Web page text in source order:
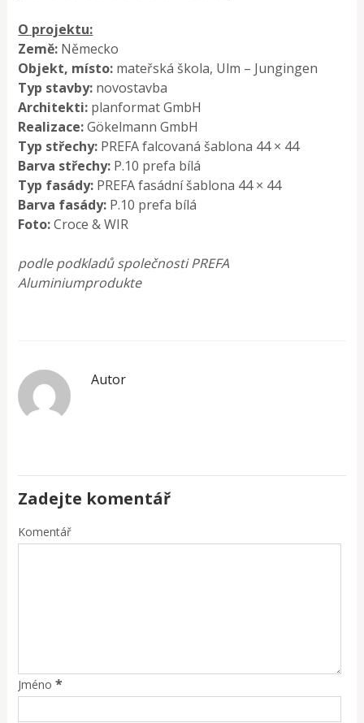
O projektu:
Země: Německo
Objekt, místo: mateřská škola, Ulm – Jungingen
Typ stavby: novostavba
Architekti: planformat GmbH
Realizace:Gökelmann GmbH
Typ střechy: PREFA falcovaná šablona 44 × 44
Barva střechy: P.10 prefa bílá
Typ fasády: PREFA fasádní šablona 44 × 44
Barva fasády: P.10 prefa bílá
Foto:Croce & WIR
podle podkladů společnosti PREFA
Aluminiumprodukte
Autor
Zadejte komentář
Komentář
Jméno *